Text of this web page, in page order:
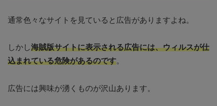
通常色々なサイトを見ていると広告がありますよね。
しかし海賊版サイトに表示される広告には、ウィルスが仕
込まれている危険があるのです。
広告には興味が湧くものが沢山あります。